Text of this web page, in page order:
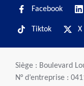
Facebook
Tiktok X
Siège : Boulevard
N° d’entreprise :